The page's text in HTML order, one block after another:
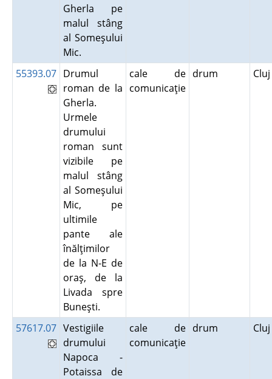
Gherla pe
malul stâng
al Someşului
Mic.
55393.07 Drumul
roman de la
Gherla.
Urmele
drumului
roman sunt
vizibile pe
malul stâng
al Someşului
Mic, pe
ultimile
pante ale
înălţimilor
de la N-E de
oraş, de la
Livada spre
Buneşti.
cale de
comunicaţie
drum
57617.07 Vestigiile
drumului
Napoca -
Potaissa de
cale de
comunicaţie
drum